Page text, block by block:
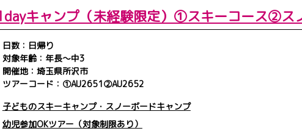
キャンプ（未経験限定）①スキーコース②ス
日数：日帰り
対象年齢：年長～中3
開催地：埼玉県所沢市
ツアーコード：①AU2651②AU2652
子どものスキーキャンプ・スノーボードキャンプ
幼児参加OKツアー（対象制限あり）